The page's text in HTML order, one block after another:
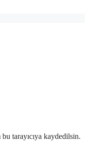
tarayıcıya kaydedilsin.